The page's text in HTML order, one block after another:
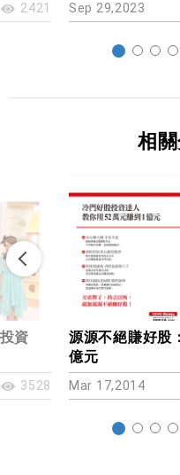
2421 Sep 29,2023
相
資
3528
源源不絕賺好股
億元
Mar 17,2014